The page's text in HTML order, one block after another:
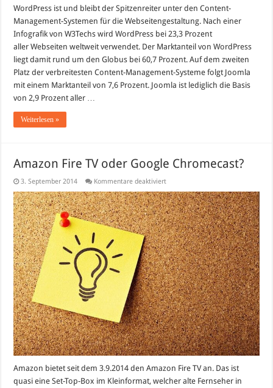
WordPress ist und bleibt der Spitzenreiter unter den Content-
Management-Systemen für die Webseitengestaltung. Nach einer
Infografik von W3Techs wird WordPress bei 23,3 Prozent
aller Webseiten weltweit verwendet. Der Marktanteil von WordPress
liegt damit rund um den Globus bei 60,7 Prozent. Auf dem zweiten
Platz der verbreitesten Content-Management-Systeme folgt Joomla
mit einem Marktanteil von 7,6 Prozent. Joomla ist lediglich die Basis
von 2,9 Prozent aller …
Weiterlesen »
Amazon Fire TV oder Google Chromecast?
3. September 2014 Kommentare deaktiviertfür
Fire
TV
oder
Google
Chromecast?
Amazon bietet seit dem 3.9.2014 den Amazon Fire TV an. Das ist
quasi eine Set-Top-Box im Kleinformat, welcher alte Fernseher in